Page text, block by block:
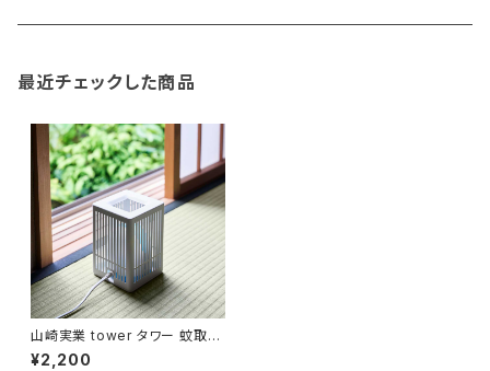
paperblanks
Like-it
KIND BAG LONDON
tower
スポーツバッグ
マザーズバッグ
パソコンケース
バッグアクセサリー
ソープディスペンサー
タオルハンガー
調理器具・調理小物
ディッシュラック
ガーデニング用品
蚊やり
クッション・クッションカバー
玄関収納
猫用グッズ
その他
最近チェックした商品
山崎実業 tower タワー 蚊取り
器カバー 10769 ホワイト
¥2,200